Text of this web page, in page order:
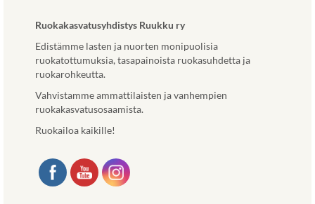
Ruokakasvatusyhdistys Ruukku ry
Edistämme lasten ja nuorten monipuolisia
ruokatottumuksia, tasapainoista ruokasuhdetta ja
ruokarohkeutta.
Vahvistamme ammattilaisten ja vanhempien
ruokakasvatusosaamista.
Ruokailoa kaikille!